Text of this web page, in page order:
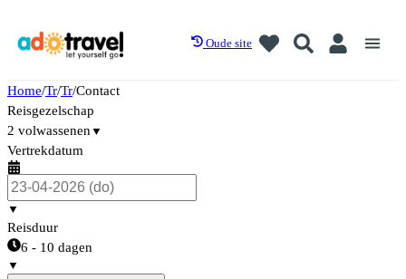
Oude site
Home/Tr/Tr/Contact
Reisgezelschap
2 volwassenen ▼
Vertrekdatum
▼
Reisduur
6 - 10 dagen
▼